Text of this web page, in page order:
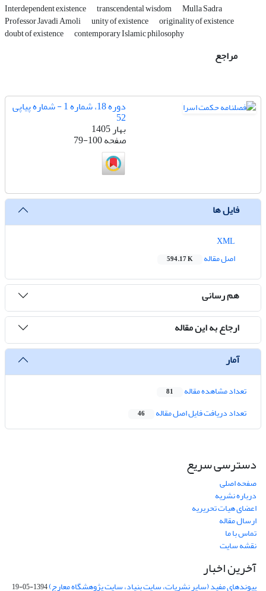
Interdependent existence transcendental wisdom Mulla Sadra
Professor Javadi Amoli unity of existence originality of existence
doubt of existence contemporary Islamic philosophy
مراجع
دوره 18، شماره 1 - شماره پیاپی
52
بهار 1405
صفحه79-100
فایل ها
اصل مقاله
594.17 K
هم رسانی
ارجاع به این مقاله
آمار
تعداد مشاهده مقاله 81
تعداد دریافت فایل اصل مقاله 46
دسترسی سریع
صفحه اصلی
درباره نشریه
اعضای هیات تحریریه
ارسال مقاله
تماس با ما
نقشه سایت
آخرین اخبار
پیوندهای مفید (سایر نشریات، سایت بنیاد، سایت پژوهشگاه معارج)1394-05-19